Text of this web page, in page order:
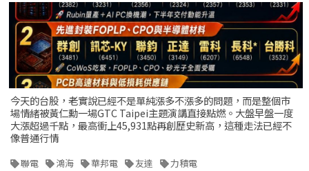
今天的台股，老實說已經不是單純漲多不漲多的問題，而是整個市
場情緒被黃仁勳一場GTC Taipei主題演講直接點燃。大盤早盤一度
大漲超過千點，最高衝上45,931點再創歷史新高，這種走法已經不
像普通行情
聯電 鴻海 華邦電 友達 力積電